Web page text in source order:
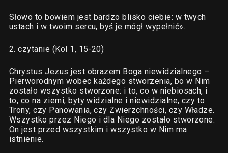
Słowo to bowiem jest bardzo blisko ciebie: w twych
ustach i w twoim sercu, byś je mógł wypełnić».
2. czytanie (Kol 1, 15-20)
Chrystus Jezus jest obrazem Boga niewidzialnego –
Pierworodnym wobec każdego stworzenia, bo w Nim
zostało wszystko stworzone: i to, co w niebiosach, i
to, co na ziemi, byty widzialne i niewidzialne, czy to
Trony, czy Panowania, czy Zwierzchności, czy Władze.
Wszystko przez Niego i dla Niego zostało stworzone.
On jest przed wszystkim i wszystko w Nim ma
istnienie.